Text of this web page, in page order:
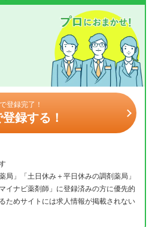
登録完了！
録する！
局」「土日休み＋平日休みの調剤薬局」
イナビ薬剤師」に登録済みの方に優先的
ためサイトには求人情報が掲載されない